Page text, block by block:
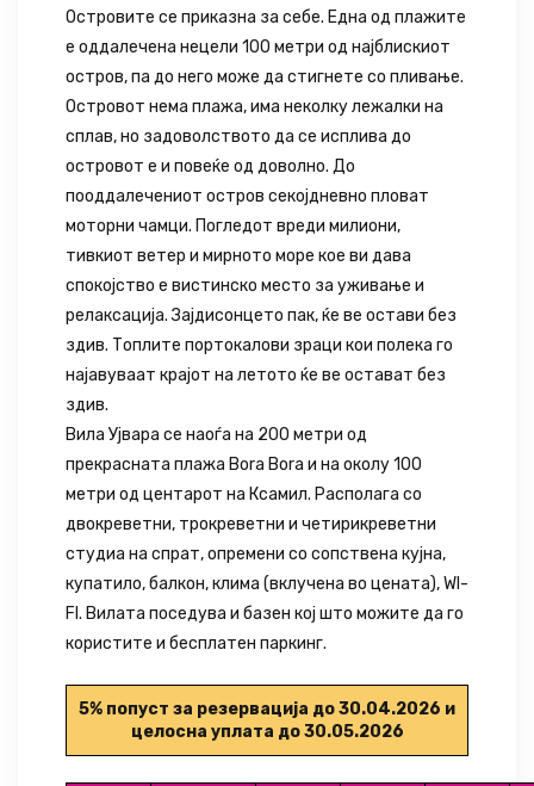
Островите се приказна за себе. Една од плажите
е оддалечена нецели 100 метри од најблискиот
остров, па до него може да стигнете со пливање.
Островот нема плажа, има неколку лежалки на
сплав, но задоволството да се исплива до
островот е и повеќе од доволно. До
пооддалечениот остров секојдневно пловат
моторни чамци. Погледот вреди милиони,
тивкиот ветер и мирното море кое ви дава
спокојство е вистинско место за уживање и
релаксација. Зајдисонцето пак, ќе ве остави без
здив. Топлите портокалови зраци кои полека го
најавуваат крајот на летото ќе ве остават без
здив.
Вила Ујвара се наоѓа на 200 метри од
прекрасната плажа Bora Bora и на околу 100
метри од центарот на Ксамил. Располага со
двокреветни, трокреветни и четирикреветни
студиа на спрат, опремени со сопствена кујна,
купатило, балкон, клима (вклучена во цената), WI-
FI. Вилата поседува и базен кој што можите да го
користите и бесплатен паркинг.
5% попуст за резервација до 30.04.2026 и
целосна уплата до 30.05.2026